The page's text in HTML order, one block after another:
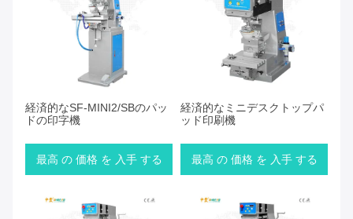
経済的なSF-MINI2/SBのパッ
ドの印字機
最高 の 価格 を 入手 する
経済的なミニデスクトップパ
ッド印刷機
最高 の 価格 を 入手 する